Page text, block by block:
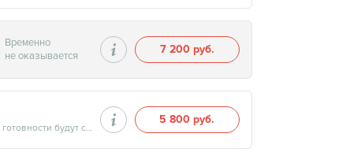
Временно
не оказывается
7 200 руб.
Продолжительность минут, готовность результатов — дата и время готовности будут сообщены врачом в день приёма
5 800 руб.